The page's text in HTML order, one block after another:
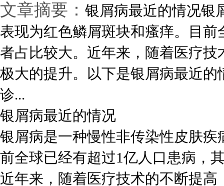
文章摘要： 银屑病最近的情况银
表现为红色鳞屑斑块和瘙痒。目
者占比较大。近年来，随着医疗
极大的提升。以下是银屑病最近
诊...
银屑病最近的情况
银屑病是一种慢性非传染性皮肤
前全球已经有超过1亿人口患病，
近年来，随着医疗技术的不断提